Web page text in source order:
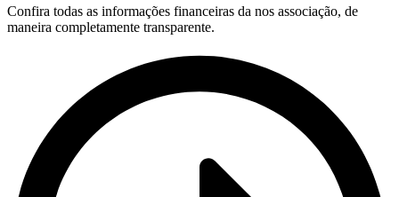
Confira todas as informações financeiras da nos associação, de
maneira completamente transparente.